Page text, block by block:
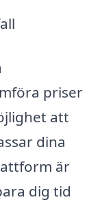
priser
att
dina
är
dig tid